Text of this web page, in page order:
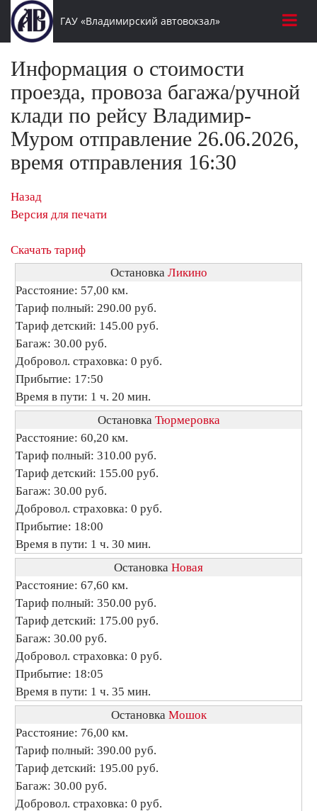
ГАУ «Владимирский автовокзал»
Информация о стоимости
проезда, провоза багажа/ручной
клади по рейсу Владимир-
Муром отправление 26.06.2026,
время отправления 16:30
Назад
Версия для печати
Скачать тариф
Остановка Ликино
Расстояние: 57,00 км.
Тариф полный: 290.00 руб.
Тариф детский: 145.00 руб.
Багаж: 30.00 руб.
Добровол. страховка: 0 руб.
Прибытие: 17:50
Время в пути: 1 ч. 20 мин.
Остановка Тюрмеровка
Расстояние: 60,20 км.
Тариф полный: 310.00 руб.
Тариф детский: 155.00 руб.
Багаж: 30.00 руб.
Добровол. страховка: 0 руб.
Прибытие: 18:00
Время в пути: 1 ч. 30 мин.
Остановка Новая
Расстояние: 67,60 км.
Тариф полный: 350.00 руб.
Тариф детский: 175.00 руб.
Багаж: 30.00 руб.
Добровол. страховка: 0 руб.
Прибытие: 18:05
Время в пути: 1 ч. 35 мин.
Остановка Мошок
Расстояние: 76,00 км.
Тариф полный: 390.00 руб.
Тариф детский: 195.00 руб.
Багаж: 30.00 руб.
Добровол. страховка: 0 руб.